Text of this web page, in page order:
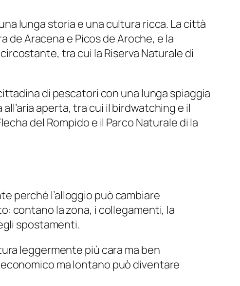
lunga storia e una cultura ricca. La città
de Aracena e Picos de Aroche, e la
tra cui la Riserva Naturale di
di pescatori con una lunga spiaggia
aperta, tra cui il birdwatching e il
del Rompido e il Parco Naturale di la
perché l’alloggio può cambiare
contano la zona, i collegamenti, la
spostamenti.
leggermente più cara ma ben
ma lontano può diventare